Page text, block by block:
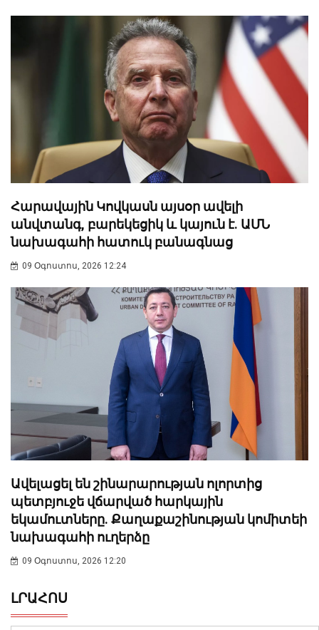
Հարավային Կովկասն այսօր ավելի
անվտանգ, բարեկեցիկ և կայուն է. ԱՄՆ
նախագահի հատուկ բանագնաց
09 Օգոստոս, 2026 12:24
Ավելացել են շինարարության ոլորտից
պետբյուջե վճարված հարկային
եկամուտները. Քաղաքաշինության կոմիտեի
նախագահի ուղերձը
09 Օգոստոս, 2026 12:20
ԼՐԱՀՈՍ